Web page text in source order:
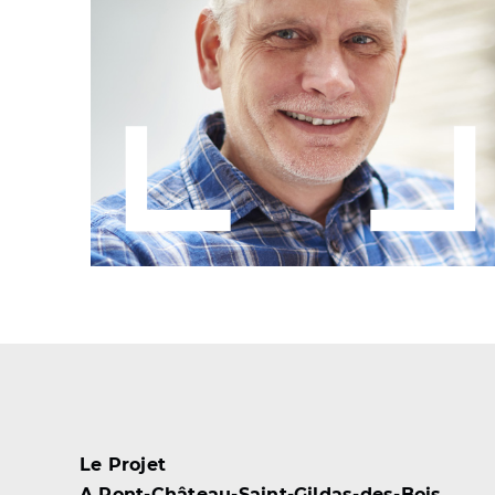
Faites connaître le
Projet
Nous contacter
Le Projet